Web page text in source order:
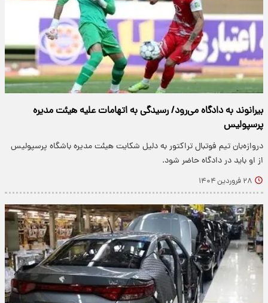
بیرانوند به دادگاه می‌رود/ رسیدگی به اتهامات علیه هیئت مدیره
پرسپولیس
دروازه‌بان تیم فوتبال تراکتور به دلیل شکایت هیئت مدیره باشگاه پرسپولیس
از او باید در دادگاه حاضر شود.
۲۸ فروردین ۱۴۰۴